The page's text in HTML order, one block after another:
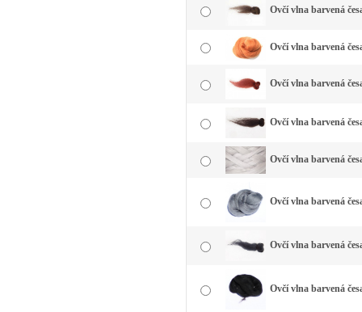
Ovčí vlna barvená
Ovčí vlna barvená
Ovčí vlna barvená
Ovčí vlna barvená
Ovčí vlna barvená
Ovčí vlna barvená
Ovčí vlna barvená
Ovčí vlna barvená